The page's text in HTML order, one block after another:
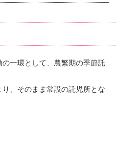
一環として、農繁期の季節託
、そのまま常設の託児所とな